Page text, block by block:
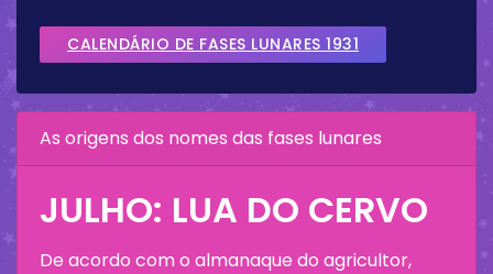
CALENDÁRIO DE FASES LUNARES 1931
As origens dos nomes das fases lunares
JULHO: LUA DO CERVO
De acordo com o almanaque do agricultor,